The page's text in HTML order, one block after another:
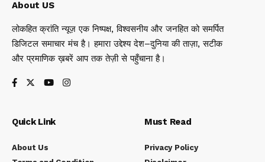
About US
लोकहित क्रांति न्यूज़ एक निष्पक्ष, विश्वसनीय और जनहित को समर्पित
डिजिटल समाचार मंच है। हमारा उद्देश्य देश–दुनिया की ताज़ा, सटीक
और प्रमाणिक ख़बरें आप तक तेज़ी से पहुँचाना है।
Quick Link
About Us
Must Read
Privacy Policy